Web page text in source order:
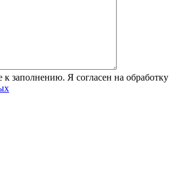
к заполнению. Я согласен на обработку